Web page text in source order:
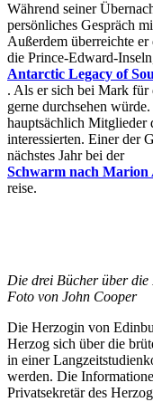
Während seiner
persönliches Gespräch
Außerdem überreichte
die Prince-Edward-
Antarctic Legacy of
. Als er sich bei Mark für
gerne durchsehen
hauptsächlich Mitglieder
interessierten. Einer der
nächstes Jahr bei der
Schwarm nach Marion
reise.
Die drei Bücher über
Foto von John Cooper
Die Herzogin von
Herzog sich über die
in einer
werden. Die
Privatsekretär des